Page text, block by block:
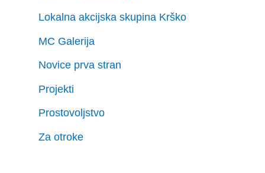
Lokalna akcijska skupina Krško
MC Galerija
Novice prva stran
Projekti
Prostovoljstvo
Za otroke